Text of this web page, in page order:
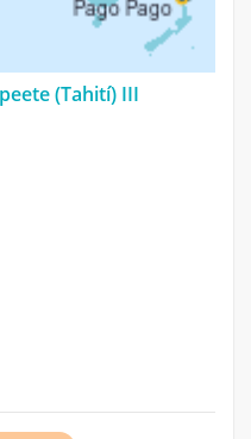
(Tahití) III